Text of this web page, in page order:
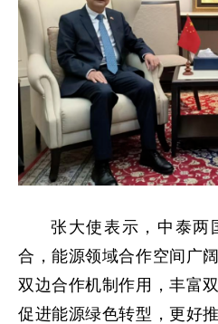
张大使表示，中泰两
合，能源领域合作空间广
双边合作机制作用，丰富
促进能源绿色转型，更好